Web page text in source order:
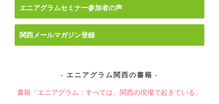
エニアグラムセミナー参加者の声
関西メールマガジン登録
エニアグラム関西の書籍
書籍「エニアグラム：すべては、関西の現場で起きている」